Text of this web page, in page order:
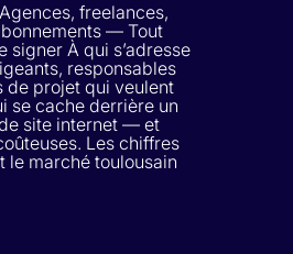
freelances,
— Tout
signer À qui s’adresse
responsables
de projet qui veulent
se cache derrière un
site internet — et
Les chiffres
le marché toulousain